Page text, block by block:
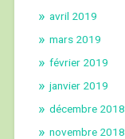
avril 2019
mars 2019
février 2019
janvier 2019
décembre 2018
novembre 2018